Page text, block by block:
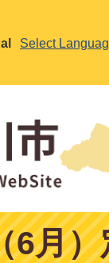
Select
6月